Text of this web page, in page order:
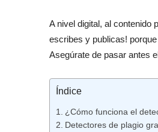
A nivel digital, al contenido
escribes y publicas!
Asegúrate de pasar antes
Índice
¿Cómo funciona el
Detectores de plagio